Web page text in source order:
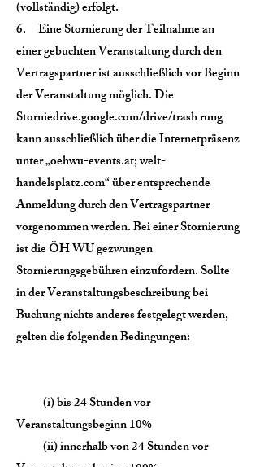
(vollständig) erfolgt.
6. Eine Stornierung der Teilnahme an
einer gebuchten Veranstaltung durch den
Vertragspartner ist ausschließlich vor Beginn
der Veranstaltung möglich. Die
Storniedrive.google.com/drive/trashrung
kann ausschließlich über die Internetpräsenz
unter „oehwu-events.at; welt-
handelsplatz.com“ über entsprechende
Anmeldung durch den Vertragspartner
vorgenommen werden. Bei einer Stornierung
ist die ÖH WU gezwungen
Stornierungsgebühren einzufordern. Sollte
in der Veranstaltungsbeschreibung bei
Buchung nichts anderes festgelegt werden,
gelten die folgenden Bedingungen:
(i) bis 24 Stunden vor
Veranstaltungsbeginn 10%
(ii) innerhalb von 24 Stunden vor